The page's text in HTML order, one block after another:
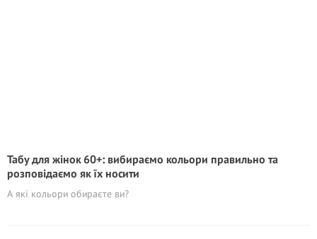
Табу для жінок 60+: вибираємо кольори правильно та
розповідаємо як їх носити
А які кольори обираєте ви?